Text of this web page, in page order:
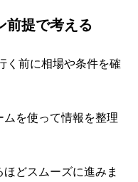
前提で考える
く前に相場や条件を確
を使って情報を整理
どスムーズに進みま